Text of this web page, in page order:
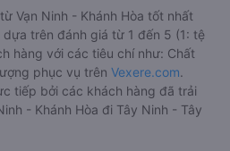
Vạn Ninh - Khánh Hòa tốt nhất
trên đánh giá từ 1 đến 5 (1: tệ
hàng với các tiêu chí như: Chất
phục vụ trên Vexere.com.
tiếp bởi các khách hàng đã trải
- Khánh Hòa đi Tây Ninh - Tây